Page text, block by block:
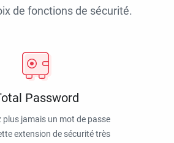
de fonctions de sécurité.
Password
plus jamais un mot de passe
extension de sécurité très